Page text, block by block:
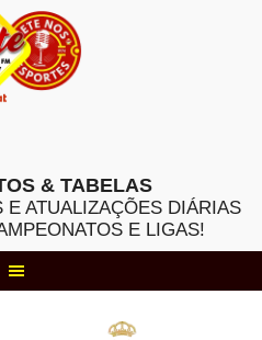
& TABELAS
E ATUALIZAÇÕES DIÁRIAS
E LIGAS!